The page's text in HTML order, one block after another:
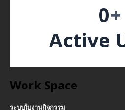
0+
Active
Work Space
ระบบใบงานกิจกรรม